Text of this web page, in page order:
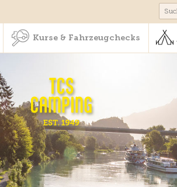
Kurse & Fahrzeugchecks
Kurse & Fahrzeugchecks